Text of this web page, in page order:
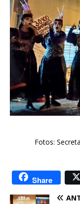
Fotos:
Share